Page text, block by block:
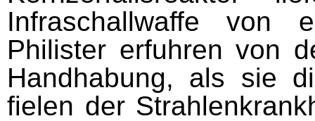
Infraschallwaffe von
Philister erfuhren von
Handhabung, als sie
fielen der